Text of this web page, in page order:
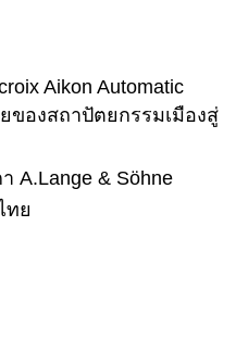
Aikon Automatic
ของสถาปัตยกรรมเมืองสู่
A.Lange & Söhne
ทย